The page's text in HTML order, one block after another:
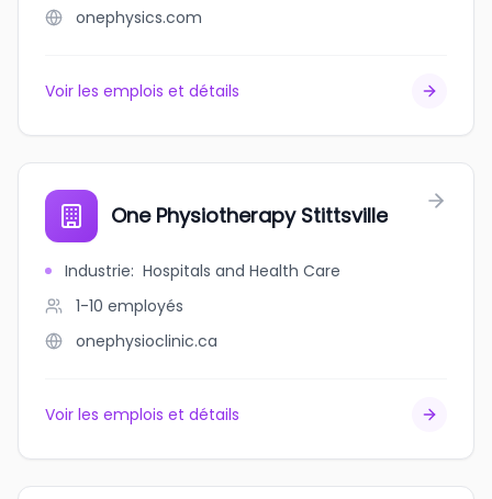
onephysics.com
Voir les emplois et détails
One Physiotherapy Stittsville
Industrie: Hospitals and Health Care
1-10 employés
onephysioclinic.ca
Voir les emplois et détails